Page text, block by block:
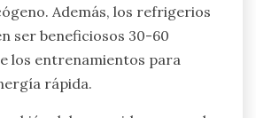
puede impulsar la
rendimiento mental,
bajo presión.